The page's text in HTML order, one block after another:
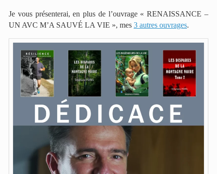
Je vous présenterai, en plus de l’ouvrage « RENAISSANCE –
UN AVC M’A SAUVÉ LA VIE », mes 3 autres ouvrages.